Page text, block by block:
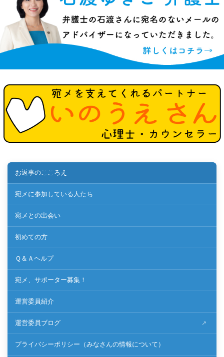
お返事のこころえ
宛メに参加している人たち
宛メとの出会い
初めての方
Ｑ＆Ａヘルプ
宛メ、サポーター募集！
運営委員紹介
運営委員ブログ
プライバシーポリシー（みなさんの情報について）